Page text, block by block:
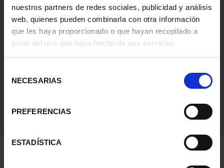
nuestros partners de redes sociales, publicidad y análisis
web, quienes pueden combinarla con otra información
que les haya proporcionado o que hayan recopilado a
partir del uso que haya hecho de sus servicios.
NECESARIAS
PREFERENCIAS
ESTADÍSTICA
Aviso Legal
Condiciones Legales